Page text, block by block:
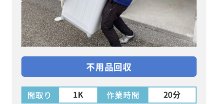
不用品回収
間取り 1K 作業時間 20分